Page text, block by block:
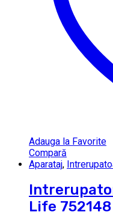
Adauga la Favorite
Compară
Aparataj,
Life 752148